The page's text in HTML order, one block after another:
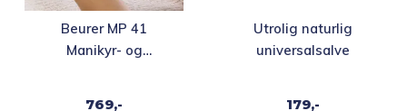
Beurer MP 41
Manikyr- og
769,-
Utrolig naturlig
universalsalve
179,-
produktet